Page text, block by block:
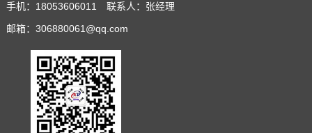
手机：18053606011 联系人：张经理
邮箱：306880061@qq.com